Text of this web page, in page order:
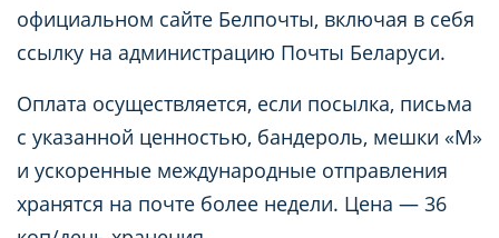
официальном сайте Белпочты, включая в себя
ссылку на администрацию Почты Беларуси.
Оплата осуществляется, если посылка, письма
с указанной ценностью, бандероль, мешки «М»
и ускоренные международные отправления
хранятся на почте более недели. Цена — 36